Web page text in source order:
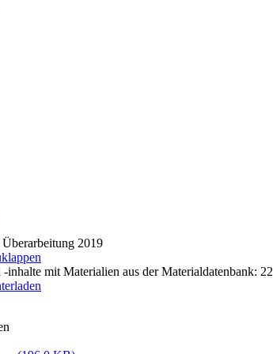
2019
inhalte mit Materialien aus der Materialdatenbank: 22